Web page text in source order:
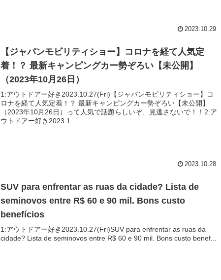
2023.10.29
【ジャパンモビリティショー】コロナを経て人気定
着！？ 最新キャンピングカー勢ぞろい【未公開】
（2023年10月26日）
1:アウトドアー好き2023.10.27(Fri)【ジャパンモビリティショー】コ
ロナを経て人気定着！？ 最新キャンピングカー勢ぞろい【未公開】
（2023年10月26日）って人気で話題らしいぞ、見逃さないで！！2:ア
ウトドアー好き2023.1...
2023.10.28
SUV para enfrentar as ruas da cidade? Lista de
seminovos entre R$ 60 e 90 mil. Bons custo
benefícios
1:アウトドアー好き2023.10.27(Fri)SUV para enfrentar as ruas da
cidade? Lista de seminovos entre R$ 60 e 90 mil. Bons custo benef...